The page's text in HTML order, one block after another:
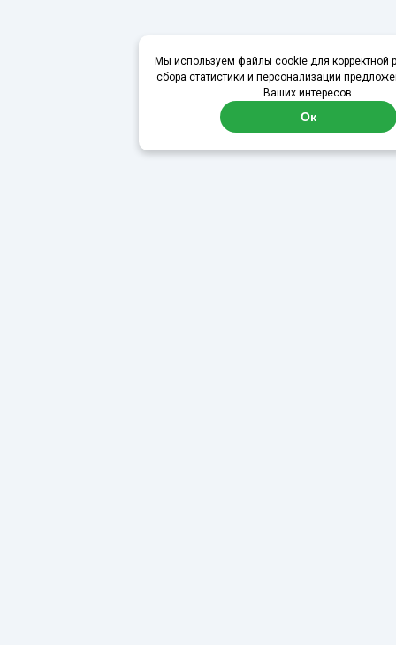
Мы используем файлы cookie для корректной
сбора статистики и персонализации
Ваших интересов.
Ок